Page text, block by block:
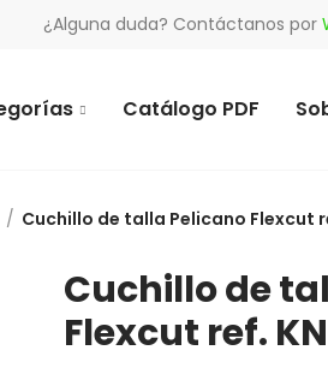
¿Alguna duda? Contáctanos por
Catálogo PDF
Cuchillo de talla Pelicano Flexcut
Cuchillo de
Flexcut ref.